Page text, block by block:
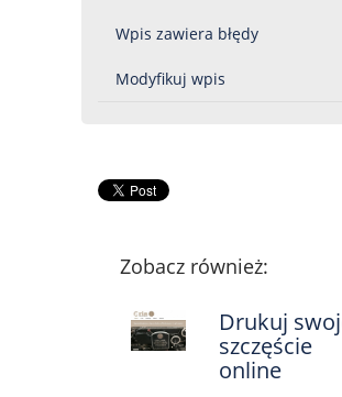
Wpis zawiera błędy
Modyfikuj wpis
Zobacz również:
Drukuj
szczęście
online